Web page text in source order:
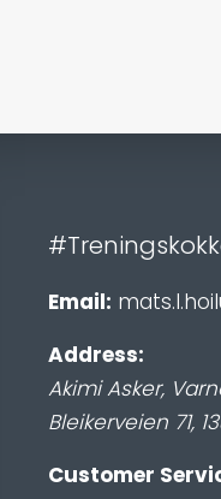
Email:
Address:
Akimi Asker,
Bleikerveien 71,
Customer